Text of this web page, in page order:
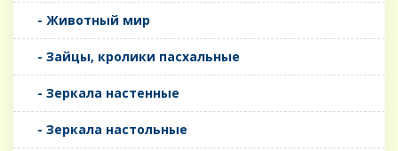
- Животный мир
- Зайцы, кролики пасхальные
- Зеркала настенные
- Зеркала настольные